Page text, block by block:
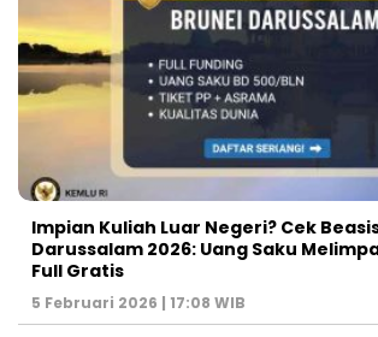
Impian Kuliah Luar Negeri? Cek
Darussalam 2026: Uang Saku
Full Gratis
5 Februari 2026 | 17:08 WIB